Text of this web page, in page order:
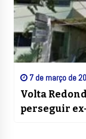
7 de março de
Volta
perseguir